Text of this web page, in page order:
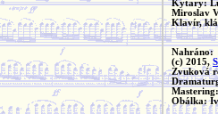
Kytary:
Miroslav
Klavír,
Nahráno:
(c) 2015,
Zvuková
Obálka: